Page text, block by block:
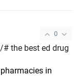
0
the best ed drug
pharmacies in